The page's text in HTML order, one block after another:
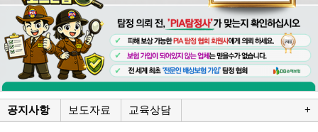
공지사항 보도자료 교육상담 +